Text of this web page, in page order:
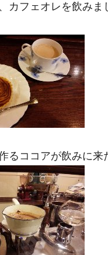
カフェオレを飲み
ココアが飲みに来